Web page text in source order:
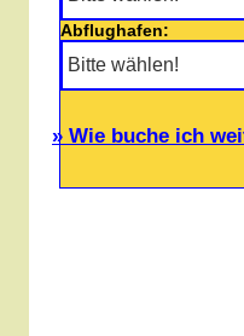
Abflughafen:
» Wie buche ich